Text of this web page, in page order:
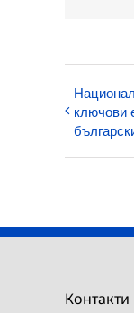
ключови
Контакти